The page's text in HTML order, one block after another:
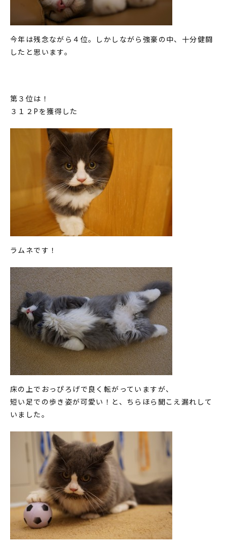
今年は残念ながら４位。しかしながら強豪の中、十分健闘
したと思います。
第３位は！
３１２Pを獲得した
ラムネです！
床の上でおっぴろげで良く転がっていますが、
短い足での歩き姿が可愛い！と、ちらほら聞こえ漏れして
いました。